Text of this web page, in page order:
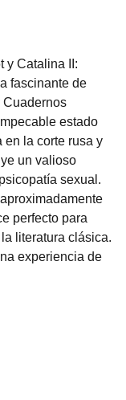
y Catalina II:
fascinante de
Cuadernos
estado
en la corte rusa y
un valioso
sexual.
perfecto para
literatura clásica.
experiencia de